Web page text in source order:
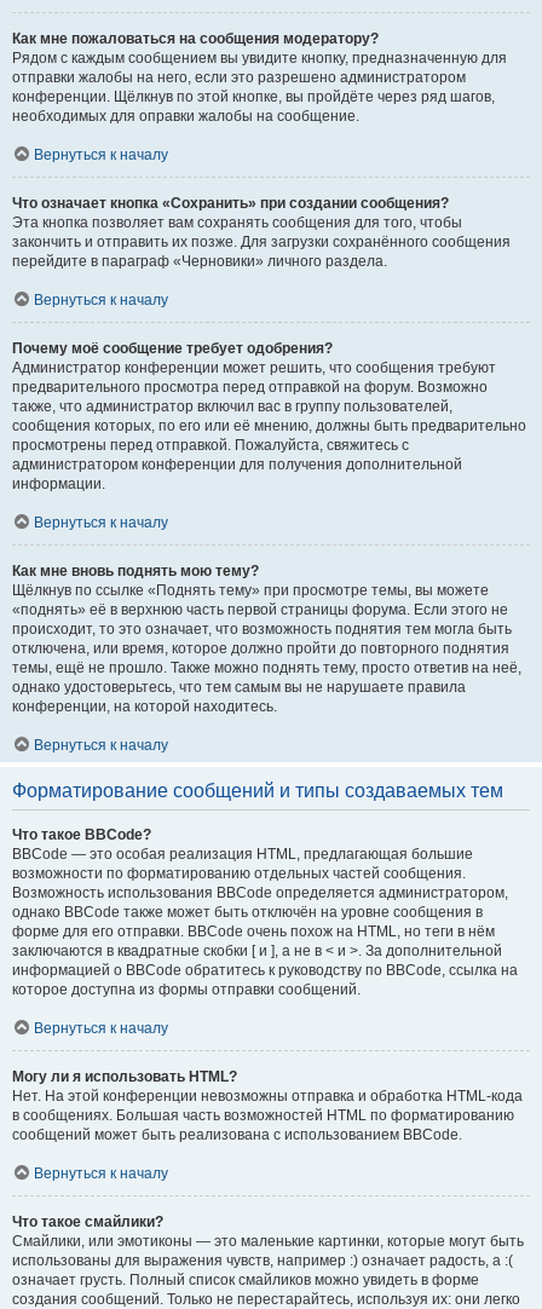
Как мне пожаловаться на сообщения модератору?
Рядом с каждым сообщением вы увидите кнопку, предназначенную для
отправки жалобы на него, если это разрешено администратором
конференции. Щёлкнув по этой кнопке, вы пройдёте через ряд шагов,
необходимых для оправки жалобы на сообщение.
Вернуться к началу
Что означает кнопка «Сохранить» при создании сообщения?
Эта кнопка позволяет вам сохранять сообщения для того, чтобы
закончить и отправить их позже. Для загрузки сохранённого сообщения
перейдите в параграф «Черновики» личного раздела.
Вернуться к началу
Почему моё сообщение требует одобрения?
Администратор конференции может решить, что сообщения требуют
предварительного просмотра перед отправкой на форум. Возможно
также, что администратор включил вас в группу пользователей,
сообщения которых, по его или её мнению, должны быть предварительно
просмотрены перед отправкой. Пожалуйста, свяжитесь с
администратором конференции для получения дополнительной
информации.
Вернуться к началу
Как мне вновь поднять мою тему?
Щёлкнув по ссылке «Поднять тему» при просмотре темы, вы можете
«поднять» её в верхнюю часть первой страницы форума. Если этого не
происходит, то это означает, что возможность поднятия тем могла быть
отключена, или время, которое должно пройти до повторного поднятия
темы, ещё не прошло. Также можно поднять тему, просто ответив на неё,
однако удостоверьтесь, что тем самым вы не нарушаете правила
конференции, на которой находитесь.
Вернуться к началу
Форматирование сообщений и типы создаваемых тем
Что такое BBCode?
BBCode — это особая реализация HTML, предлагающая большие
возможности по форматированию отдельных частей сообщения.
Возможность использования BBCode определяется администратором,
однако BBCode также может быть отключён на уровне сообщения в
форме для его отправки. BBCode очень похож на HTML, но теги в нём
заключаются в квадратные скобки [ и ], а не в < и >. За дополнительной
информацией о BBCode обратитесь к руководству по BBCode, ссылка на
которое доступна из формы отправки сообщений.
Вернуться к началу
Могу ли я использовать HTML?
Нет. На этой конференции невозможны отправка и обработка HTML-кода
в сообщениях. Большая часть возможностей HTML по форматированию
сообщений может быть реализована с использованием BBCode.
Вернуться к началу
Что такое смайлики?
Смайлики, или эмотиконы — это маленькие картинки, которые могут быть
использованы для выражения чувств, например :) означает радость, а :(
означает грусть. Полный список смайликов можно увидеть в форме
создания сообщений. Только не перестарайтесь, используя их: они легко